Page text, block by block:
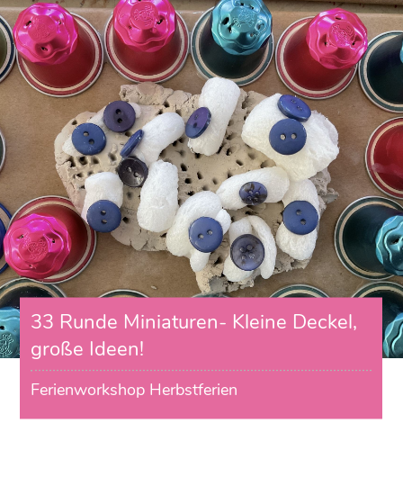
33 Runde Miniaturen- Kleine Deckel,
große Ideen!
Ferienworkshop Herbstferien